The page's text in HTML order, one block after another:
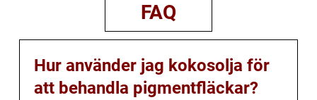
FAQ
Hur använder jag kokosolja för
att behandla pigmentfläckar?